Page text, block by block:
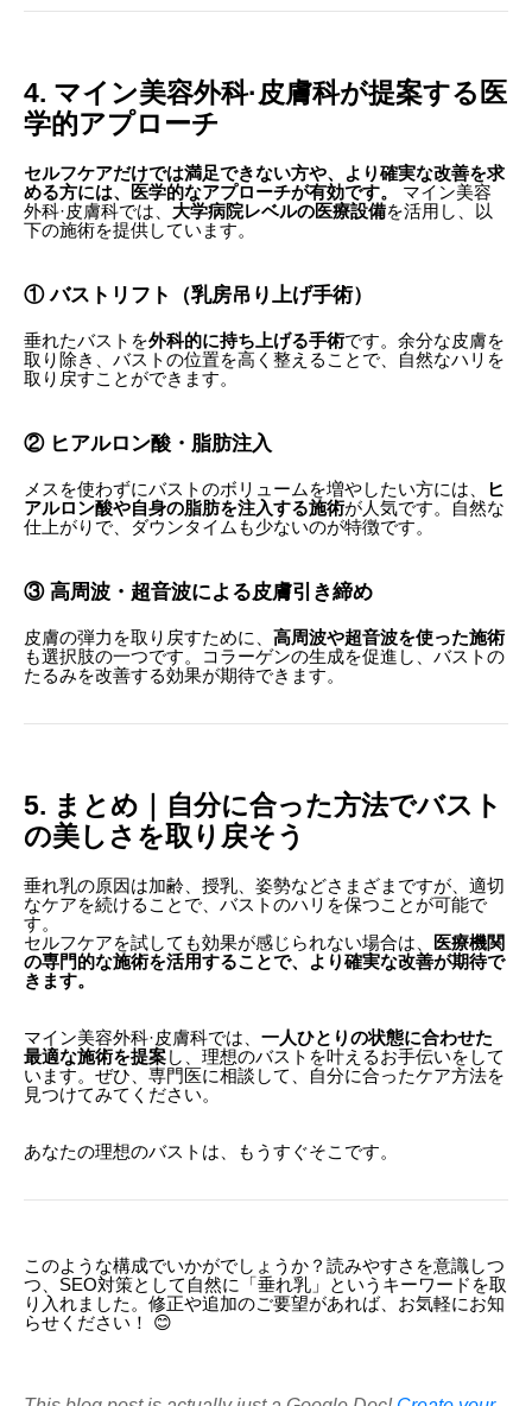
4. マイン美容外科·皮膚科が提案する医
学的アプローチ
セルフケアだけでは満足できない方や、より確実な改善を求
める方には、医学的なアプローチが有効です。
マイン美容
外科·皮膚科では、 大学病院レベルの医療設備を活用し、以
下の施術を提供しています。
① バストリフト（乳房吊り上げ手術）
垂れたバストを外科的に持ち上げる手術です。余分な皮膚を
取り除き、バストの位置を高く整えることで、自然なハリを
取り戻すことができます。
② ヒアルロン酸・脂肪注入
メスを使わずにバストのボリュームを増やしたい方には、
ヒ
アルロン酸や自身の脂肪を注入する施術が人気です。自然な
仕上がりで、ダウンタイムも少ないのが特徴です。
③ 高周波・超音波による皮膚引き締め
皮膚の弾力を取り戻すために、 高周波や超音波を使った施術
も選択肢の一つです。コラーゲンの生成を促進し、バストの
たるみを改善する効果が期待できます。
5. まとめ｜自分に合った方法でバスト
の美しさを取り戻そう
垂れ乳の原因は加齢、授乳、姿勢などさまざまですが、適切
なケアを続けることで、バストのハリを保つことが可能で
す。
セルフケアを試しても効果が感じられない場合は、
医療機関
の専門的な施術を活用することで、より確実な改善が期待で
きます。
マイン美容外科·皮膚科では、 一人ひとりの状態に合わせた
最適な施術を提案し、理想のバストを叶えるお手伝いをして
います。ぜひ、専門医に相談して、自分に合ったケア方法を
見つけてみてください。
あなたの理想のバストは、もうすぐそこです。
このような構成でいかがでしょうか？読みやすさを意識しつ
つ、SEO対策として自然に「垂れ乳」というキーワードを取
り入れました。修正や追加のご要望があれば、お気軽にお知
らせください！ 😊